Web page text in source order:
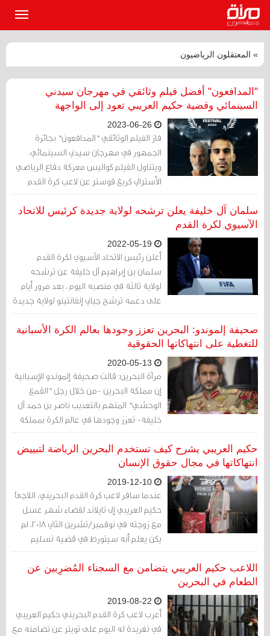
» المعتقلون الرياضيون
"المدافعون" أفضل فيلم وثائقي في مهرجان سيدني
السينمائي وقضية حكيم العريبي تعود إلى الواجهة
فاز الفيلم الوثائقي "المدافعون" بجائزة
الجمهور في مهرجان سيدني السينمائي.
ويتناول الفيلم كواليس معركة دفاع الرياضي
الأسترالي كريغ فوستر عن لاعب كرة القدم
البحريني حكيم العريبي الذي سُجِن في تايلند.
سلمان آل خليفة يعلن ترشحه لولاية جديدة كرئيس للاتحاد
الآسيوي لكرة القدم
أعلن رئيس الاتحاد الآسيوي لكرة القدم
سلمان بن إبراهيم آل خليفة عن ترشحه
لولاية ثالثة في منصبه اليوم ، بعد مرور أيام
على دعمه ترشح جياني إنفانتينو لولاية جديدة
كرئيس للفيفا. وقال سلمان، الذي يتولى هذا
المنصب منذ العام 2013، أنّه سيترشح لولاية
جديدة في مؤتمر الاتحاد الآسيوي لكرة القدم
في البحرين في فبراير/ شباط المقبل.
صحيفة إلموندو: البحرين تعزز وجودها بعالم الكرة الأسبانية
للتغطية على انتهاكاتها الحقوقية
مرآة البحرين: قالت صحيفة إلموندو الإسبانية
إن مملكة البحرين -من خلال رجل "القمع
الوحشي" المتهم بالتعذيب ناصر بن حمد آل
خليفة- تعزز وجودها في عالم الكرة بمملكة
إسبانيا للتغطية على الانتهاكات الحقوقية.
حكيم العريبي يشرح كيف تستخدم البحرين الرياضة لتبييض
انتهاكاتها في مجال حقوق الإنسان
عندما سافر لاعب كرة القدم البحريني، اللاجئ
حكيم العريبي إلى تايلاند لقضاء شهر عسل
مع زوجته في نوفمبر/تشرين الثاني 2018، لم
يكن يعلم أنه سيتورط في قضية تسليم
[مجرمين]، ستصبح في النهاية فضيحة
دولية.
اللاعب حكيم العريبي يتضامن مع السجناء المُضرِبين عن
الطعام في البحرين
أعرب لاعب كرة القدم البحريني حكيم العريبي
في تغريدة له اليوم على تويتر عن تضامنه مع